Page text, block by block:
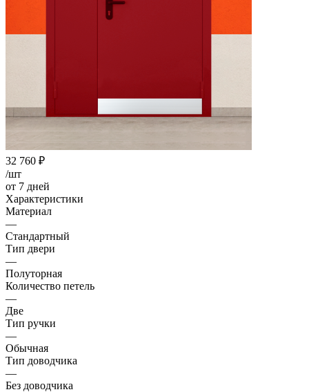
32 760 ₽
/шт
от 7 дней
Характеристики
Материал
—
Стандартный
Тип двери
—
Полуторная
Количество петель
—
Две
Тип ручки
—
Обычная
Тип доводчика
—
Без доводчика